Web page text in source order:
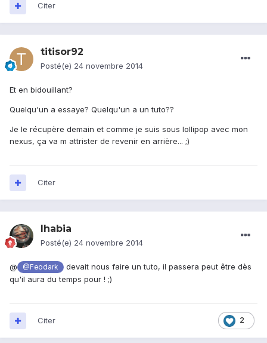
Citer
titisor92
Posté(e) 24 novembre 2014
Et en bidouillant?
Quelqu'un a essaye? Quelqu'un a un tuto??
Je le récupère demain et comme je suis sous lollipop avec mon
nexus, ça va m attrister de revenir en arrière... ;)
Citer
Ihabia
Posté(e) 24 novembre 2014
@ @Feodark
devait nous faire un tuto, il passera peut être dès
qu'il aura du temps pour ! ;)
2
Citer